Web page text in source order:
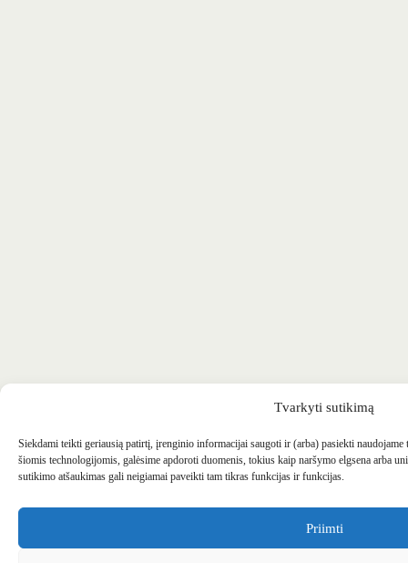
Tvarkyti sutikimą
Siekdami teikti geriausią patirtį, įrenginio informacijai saugoti ir (arba) pasiekti
šiomis technologijomis, galėsime apdoroti duomenis, tokius kaip naršymo elgsena arba
sutikimo atšaukimas gali neigiamai paveikti tam tikras funkcijas ir funkcijas.
Priimti